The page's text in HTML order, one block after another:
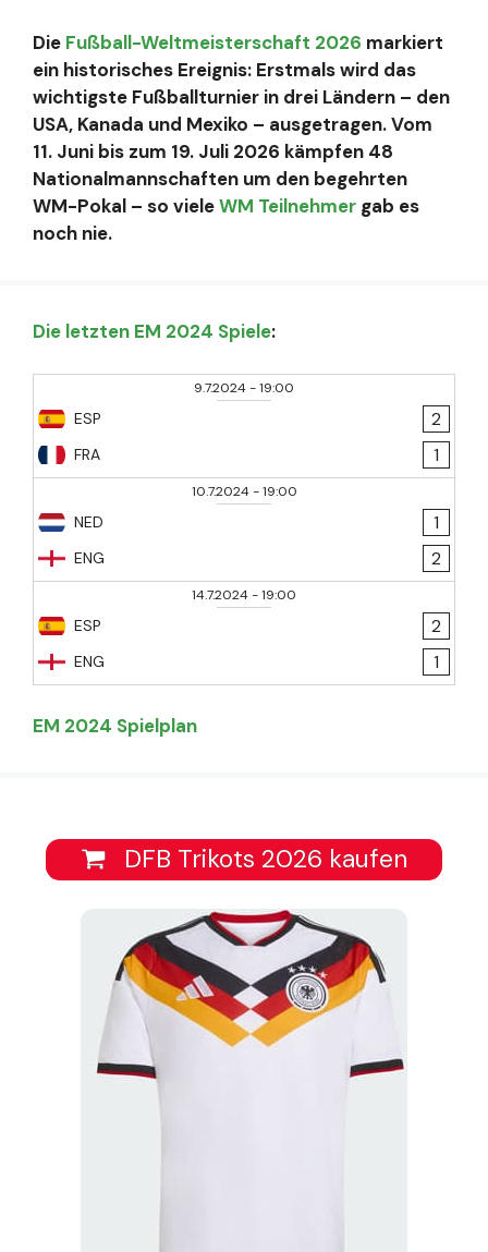
Die Fußball-Weltmeisterschaft 2026 markiert
ein historisches Ereignis: Erstmals wird das
wichtigste Fußballturnier in drei Ländern – den
USA, Kanada und Mexiko – ausgetragen. Vom
11. Juni bis zum 19. Juli 2026 kämpfen 48
Nationalmannschaften um den begehrten
WM-Pokal – so vieleWM Teilnehmer gab es
noch nie.
Die letzten EM 2024 Spiele:
9.7.2024-19:00
ESP
FRA
2
1
10.7.2024-19:00
NED
ENG
1
2
14.7.2024-19:00
ESP
ENG
2
1
EM 2024 Spielplan
DFB Trikots 2026 kaufen